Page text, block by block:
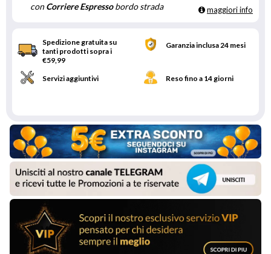
conCorriere Espressobordo strada maggiori info
Spedizione gratuita su
tanti prodotti sopra i
€59,99
Garanzia inclusa 24 mesi
Servizi aggiuntivi Reso fino a 14 giorni